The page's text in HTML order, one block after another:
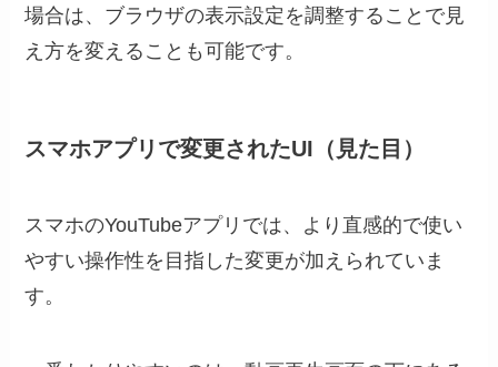
場合は、ブラウザの表示設定を調整することで見
え方を変えることも可能です。
スマホアプリで変更されたUI（見た目）
スマホのYouTubeアプリでは、より直感的で使い
やすい操作性を目指した変更が加えられていま
す。